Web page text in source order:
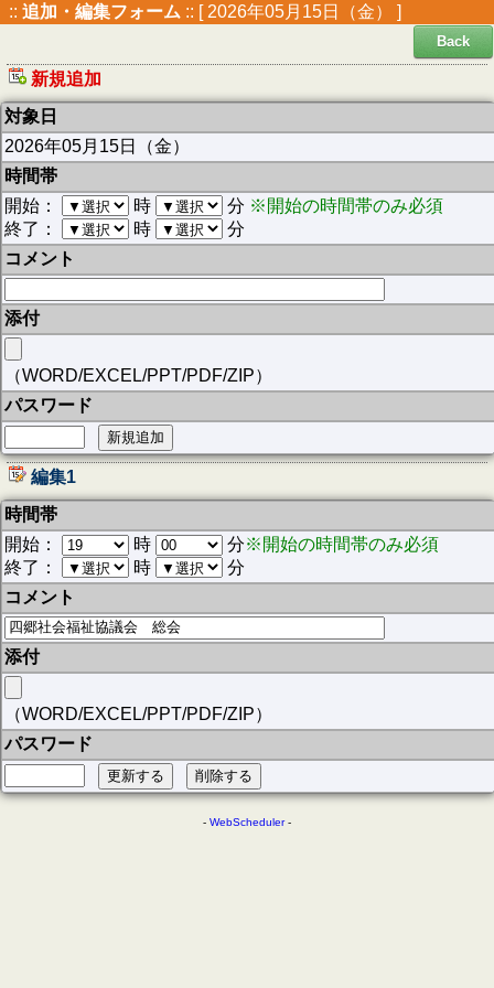
:: 追加・編集フォーム :: [ 2026年05月15日（金） ]
Back
新規追加
対象日
2026年05月15日（金）
時間帯
開始：
時 分 ※開始の時間帯のみ必須
終了：
時
分
コメント
添付
（WORD/EXCEL/PPT/PDF/ZIP）
パスワード
編集1
時間帯
開始：
時 分※開始の時間帯のみ必須
終了：
時
分
コメント
添付
（WORD/EXCEL/PPT/PDF/ZIP）
パスワード
- WebScheduler-